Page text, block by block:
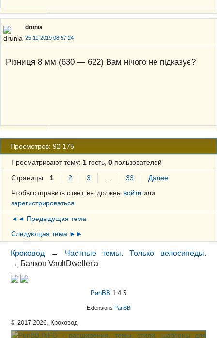
drunia
25-11-2019 08:57:24
Різниця 8 мм (630 — 622) Вам нічого не підказує?
Просмотров: 92 175
Просматривают тему: 1гость, 0пользователей
Страницы 1 2 3 33
Далее
Чтобы отправить ответ, вы должны войти или
зарегистрироваться
◄◄ Предыдущая тема
Следующая тема ►►
Кроковод → Частные темы. Только велосипеды.
→ Балкон VaultDweller'a
PanBB 1.4.5
Extensions PanBB
© 2017-2026, Кроковод